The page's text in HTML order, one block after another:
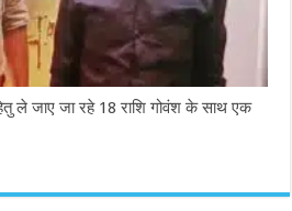
ले जाए जा रहे 18 राशि गोवंश के साथ एक